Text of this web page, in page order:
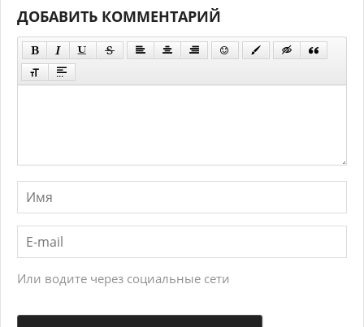
ДОБАВИТЬ КОММЕНТАРИЙ
Или водите через социальные сети